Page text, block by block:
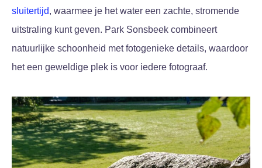
sluitertijd, waarmee je het water een zachte, stromende
uitstraling kunt geven. Park Sonsbeek combineert
natuurlijke schoonheid met fotogenieke details, waardoor
het een geweldige plek is voor iedere fotograaf.